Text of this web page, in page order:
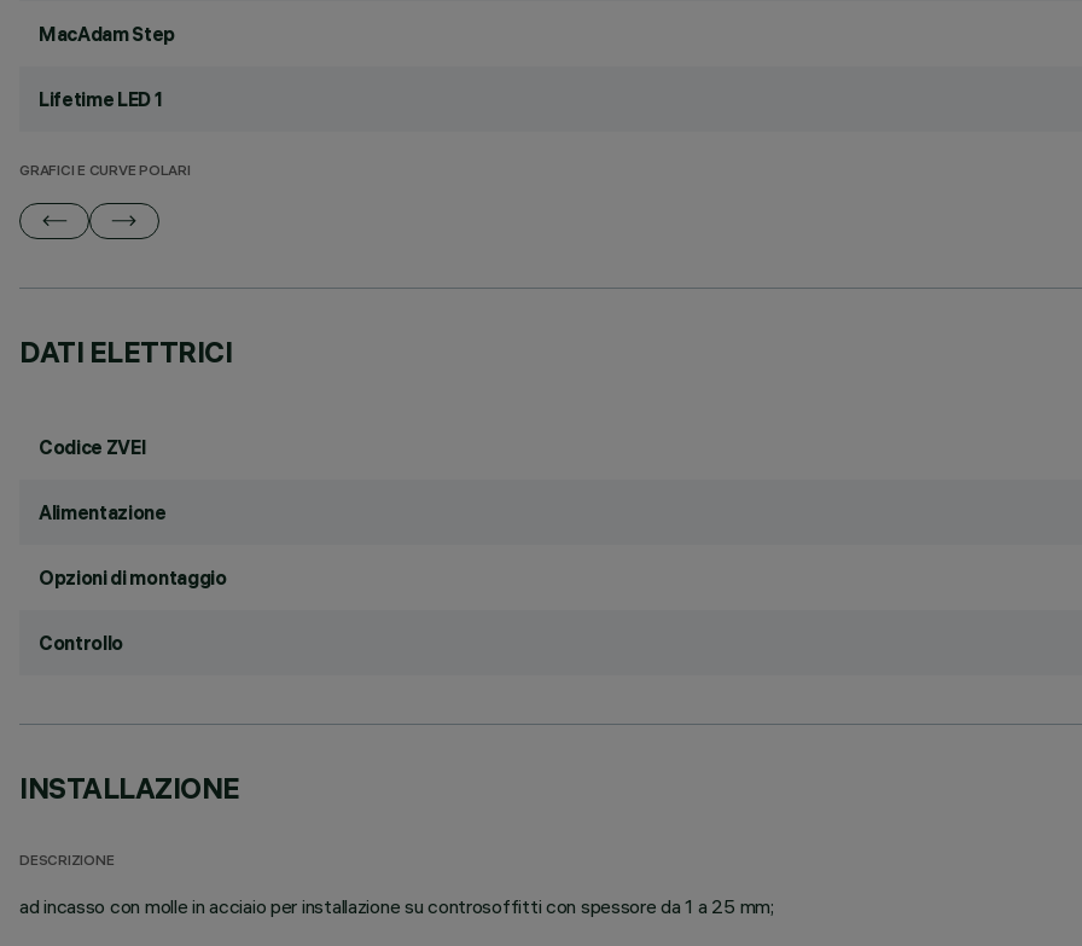
MacAdam Step
Lifetime LED 1
GRAFICI E CURVE POLARI
DATI ELETTRICI
Codice ZVEI
Alimentazione
Opzioni di montaggio
Controllo
INSTALLAZIONE
DESCRIZIONE
ad incasso con molle in acciaio per installazione su controsoffitti con spessore da 1 a 25 mm;